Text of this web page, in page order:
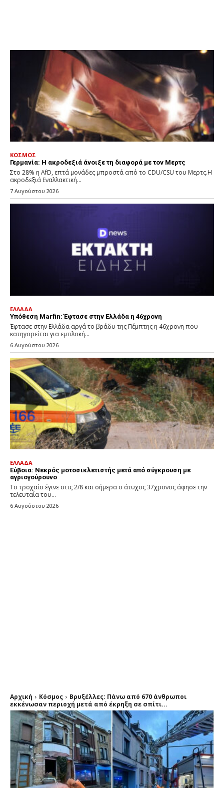
ΚΟΣΜΟΣ
Γερμανία: Η ακροδεξιά άνοιξε τη διαφορά με τον Μερτς
Στο 28% η AfD, επτά μονάδες μπροστά από το CDU/CSU του Μερτς.Η
ακροδεξιά Εναλλακτική...
7 Αυγούστου 2026
ΕΛΛΑΔΑ
Υπόθεση Marfin: Έφτασε στην Ελλάδα η 46χρονη
Έφτασε στην Ελλάδα αργά το βράδυ της Πέμπτης η 46χρονη που
κατηγορείται για εμπλοκή...
6 Αυγούστου 2026
ΕΛΛΑΔΑ
Εύβοια: Νεκρός μοτοσικλετιστής μετά από σύγκρουση με
αγριογούρουνο
Το τροχαίο έγινε στις 2/8 και σήμερα ο άτυχος 37χρονος άφησε την
τελευταία του...
6 Αυγούστου 2026